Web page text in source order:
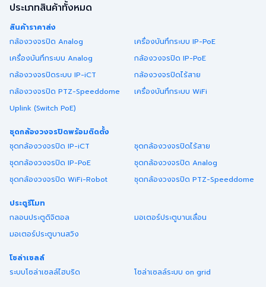
ประเภทสินค้าทั้งหมด
สินค้าราคาส่ง
กล้องวงจรปิด Analog
เครื่องบันทึกระบบ IP-PoE
เครื่องบันทึกระบบ Analog
กล้องวงจรปิด IP-PoE
กล้องวงจรปิดระบบ IP-iCT
กล้องวงจรปิดไร้สาย
กล้องวงจรปิด PTZ-Speeddome
เครื่องบันทึกระบบ WiFi
Uplink (Switch PoE)
ชุดกล้องวงจรปิดพร้อมติดตั้ง
ชุดกล้องวงจรปิด IP-iCT
ชุดกล้องวงจรปิดไร้สาย
ชุดกล้องวงจรปิด IP-PoE
ชุดกล้องวงจรปิด Analog
ชุดกล้องวงจรปิด WiFi-Robot
ชุดกล้องวงจรปิด PTZ-Speeddome
ประตูรีโมท
กลอนประตูดิจิตอล
มอเตอร์ประตูบานเลื่อน
มอเตอร์ประตูบานสวิง
โซล่าเซลล์
ระบบโซล่าเซลล์ไฮบริด
โซล่าเซลล์ระบบ on grid